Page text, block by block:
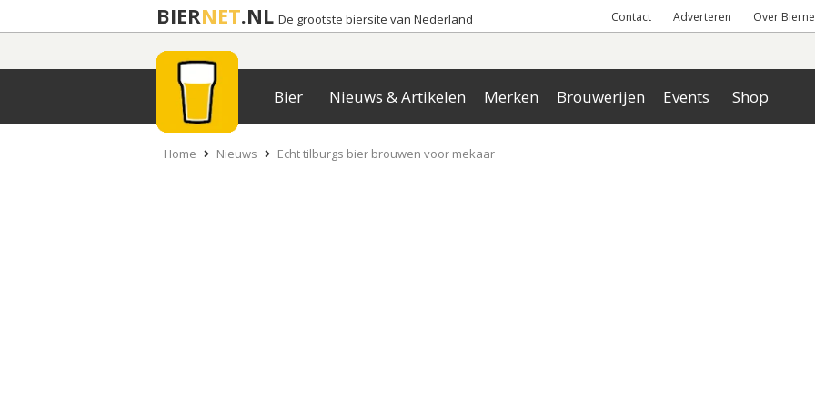
BIERNET.NL De grootste biersite van Nederland Contact Adverteren Over
Bier Nieuws & Artikelen Merken Brouwerijen Events Shop
Home Nieuws Echt tilburgs bier brouwen voor mekaar